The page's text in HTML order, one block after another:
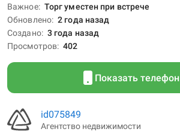
Важное
Торг уместен при встрече
Обновлено
2 года назад
Создано
3 года назад
Просмотров
402
Показать телефон
id075849
Агентство недвижимости